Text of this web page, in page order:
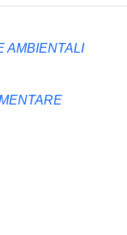
AMBIENTALI